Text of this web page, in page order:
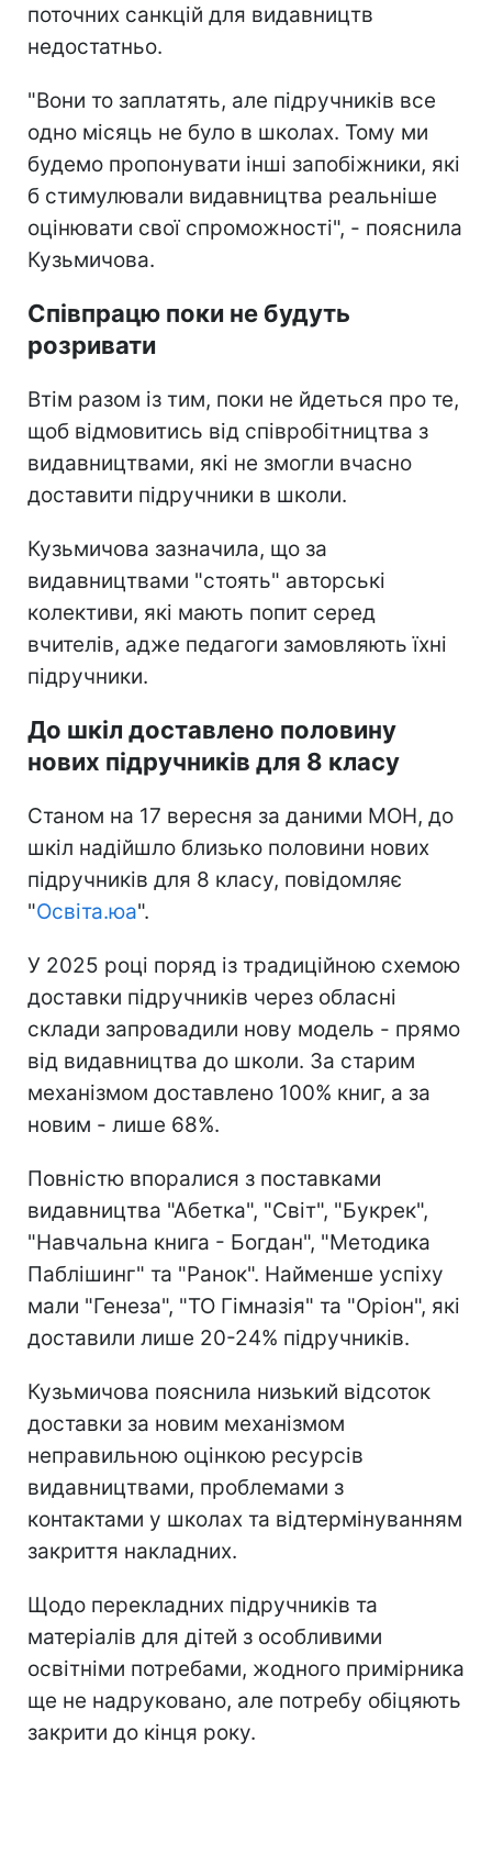
поточних санкцій для видавництв
недостатньо.
"Вони то заплатять, але підручників все
одно місяць не було в школах. Тому ми
будемо пропонувати інші запобіжники, які
б стимулювали видавництва реальніше
оцінювати свої спроможності", - пояснила
Кузьмичова.
Співпрацю поки не будуть
розривати
Втім разом із тим, поки не йдеться про те,
щоб відмовитись від співробітництва з
видавництвами, які не змогли вчасно
доставити підручники в школи.
Кузьмичова зазначила, що за
видавництвами "стоять" авторські
колективи, які мають попит серед
вчителів, адже педагоги замовляють їхні
підручники.
До шкіл доставлено половину
нових підручників для 8 класу
Станом на 17 вересня за даними МОН, до
шкіл надійшло близько половини нових
підручників для 8 класу, повідомляє
"Освіта.юа".
У 2025 році поряд із традиційною схемою
доставки підручників через обласні
склади запровадили нову модель - прямо
від видавництва до школи. За старим
механізмом доставлено 100% книг, а за
новим - лише 68%.
Повністю впоралися з поставками
видавництва "Абетка", "Світ", "Букрек",
"Навчальна книга - Богдан", "Методика
Паблішинг" та "Ранок". Найменше успіху
мали "Генеза", "ТО Гімназія" та "Оріон", які
доставили лише 20-24% підручників.
Кузьмичова пояснила низький відсоток
доставки за новим механізмом
неправильною оцінкою ресурсів
видавництвами, проблемами з
контактами у школах та відтермінуванням
закриття накладних.
Щодо перекладних підручників та
матеріалів для дітей з особливими
освітніми потребами, жодного примірника
ще не надруковано, але потребу обіцяють
закрити до кінця року.